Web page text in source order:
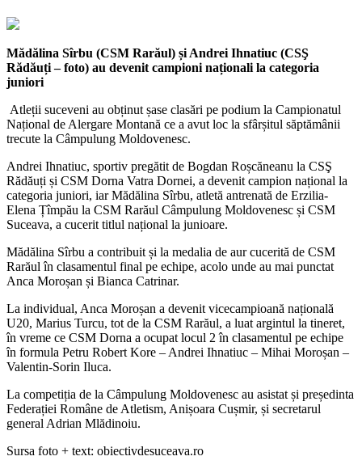
Mădălina Sîrbu (CSM Rarăul) și Andrei Ihnatiuc (CSŞ
Rădăuți – foto) au devenit campioni naționali la categoria
juniori
Atleții suceveni au obținut șase clasări pe podium la Campionatul
Național de Alergare Montană ce a avut loc la sfârșitul săptămânii
trecute la Câmpulung Moldovenesc.
Andrei Ihnatiuc, sportiv pregătit de Bogdan Roșcăneanu la CSŞ
Rădăuți și CSM Dorna Vatra Dornei, a devenit campion național la
categoria juniori, iar Mădălina Sîrbu, atletă antrenată de Erzilia-
Elena Țîmpău la CSM Rarăul Câmpulung Moldovenesc și CSM
Suceava, a cucerit titlul național la junioare.
Mădălina Sîrbu a contribuit și la medalia de aur cucerită de CSM
Rarăul în clasamentul final pe echipe, acolo unde au mai punctat
Anca Moroșan și Bianca Catrinar.
La individual, Anca Moroșan a devenit vicecampioană națională
U20, Marius Turcu, tot de la CSM Rarăul, a luat argintul la tineret,
în vreme ce CSM Dorna a ocupat locul 2 în clasamentul pe echipe
în formula Petru Robert Kore – Andrei Ihnatiuc – Mihai Moroșan –
Valentin-Sorin Iluca.
La competiția de la Câmpulung Moldovenesc au asistat și președinta
Federației Române de Atletism, Anișoara Cușmir, și secretarul
general Adrian Mlădinoiu.
Sursa foto + text: obiectivdesuceava.ro